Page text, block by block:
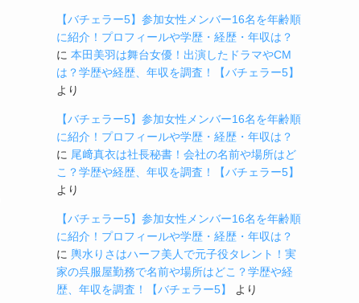
【バチェラー5】参加女性メンバー16名を年齢順
に紹介！プロフィールや学歴・経歴・年収は？
に 本田美羽は舞台女優！出演したドラマやCM
は？学歴や経歴、年収を調査！【バチェラー5】
より
【バチェラー5】参加女性メンバー16名を年齢順
に紹介！プロフィールや学歴・経歴・年収は？
に 尾﨑真衣は社長秘書！会社の名前や場所はど
こ？学歴や経歴、年収を調査！【バチェラー5】
より
【バチェラー5】参加女性メンバー16名を年齢順
に紹介！プロフィールや学歴・経歴・年収は？
に 輿水りさはハーフ美人で元子役タレント！実
家の呉服屋勤務で名前や場所はどこ？学歴や経
歴、年収を調査！【バチェラー5】
より